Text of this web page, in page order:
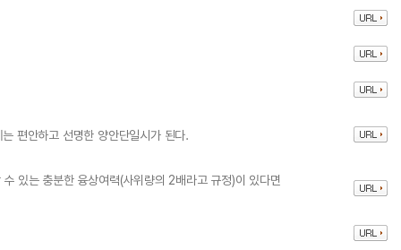
편안하고 선명한 양안단일시가 된다.
있는 충분한 융상여력(사위량의 2배라고 규정)이 있다면